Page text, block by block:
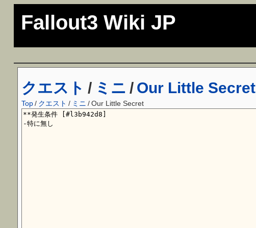
Fallout3 Wiki JP
クエスト / ミニ / Our Little Secret
Top/ クエスト / ミニ / Our Little Secret